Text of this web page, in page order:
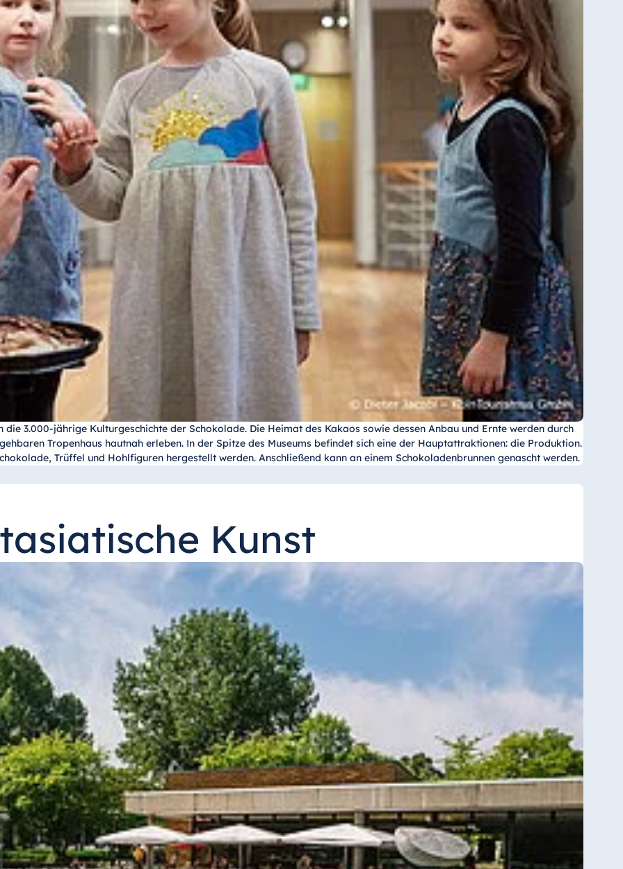
3.000-jährige Kulturgeschichte der Schokolade. Die Heimat des Kakaos sowie dessen Anbau und Ernte werden durch
Tropenhaus hautnah erleben. In der Spitze des Museums befindet sich eine der Hauptattraktionen: die Produktion.
Trüffel und Hohlfiguren hergestellt werden. Anschließend kann an einem Schokoladenbrunnen genascht werden.
Kunst